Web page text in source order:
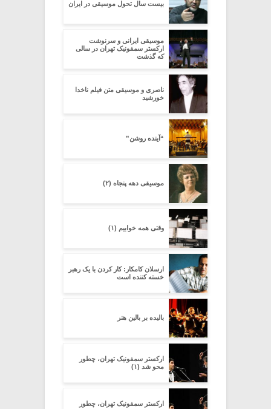
بیست سال تحول موسیقی در ایران
موسیقی ایرانی و سرنوشت
ارکستر سمفونیک تهران در سالی
که گذشت
ناصری و موسیقی متن فیلم ناخدا
خورشید
“آینده روشن”
موسیقی دهه پنجاه (۲)
وقتی همه خوابیم (۱)
ارسلان کامکار: کار کردن با یک رهبر
خسته کننده است
بالیده بر بالین هنر
ارکستر سمفونیک تهران، چطور
محو شد (۱)
ارکستر سمفونیک تهران، چطور